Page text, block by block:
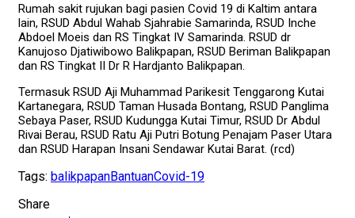
Rumah sakit rujukan bagi pasien Covid 19 di Kaltim antara
lain, RSUD Abdul Wahab Sjahrabie Samarinda, RSUD Inche
Abdoel Moeis dan RS Tingkat IV Samarinda. RSUD dr
Kanujoso Djatiwibowo Balikpapan, RSUD Beriman Balikpapan
dan RS Tingkat II Dr R Hardjanto Balikpapan.
Termasuk RSUD Aji Muhammad Parikesit Tenggarong Kutai
Kartanegara, RSUD Taman Husada Bontang, RSUD Panglima
Sebaya Paser, RSUD Kudungga Kutai Timur, RSUD Dr Abdul
Rivai Berau, RSUD Ratu Aji Putri Botung Penajam Paser Utara
dan RSUD Harapan Insani Sendawar Kutai Barat. (rcd)
Tags: balikpapanBantuanCovid-19
Share